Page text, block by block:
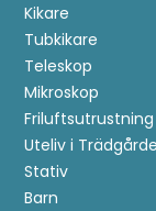
Kikare
Tubkikare
Teleskop
Mikroskop
Friluftsutrustning
Uteliv i
Stativ
Barn